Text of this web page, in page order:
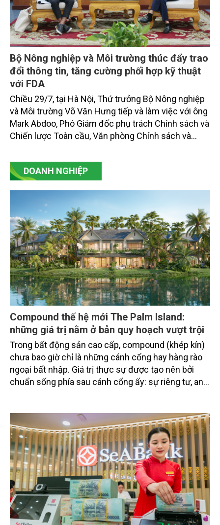
Bộ Nông nghiệp và Môi trường thúc đẩy trao
đổi thông tin, tăng cường phối hợp kỹ thuật
với FDA
Chiều 29/7, tại Hà Nội, Thứ trưởng Bộ Nông nghiệp
và Môi trường Võ Văn Hưng tiếp và làm việc với ông
Mark Abdoo, Phó Giám đốc phụ trách Chính sách và
Chiến lược Toàn cầu, Văn phòng Chính sách và
và Dược phẩm Hoa Kỳ (FDA).
DOANH NGHIỆP
Compound thế hệ mới The Palm Island:
những giá trị nằm ở bản quy hoạch vượt trội
Trong bất động sản cao cấp, compound (khép kín)
chưa bao giờ chỉ là những cánh cổng hay hàng rào
ngoại bất nhập. Giá trị thực sự được tạo nên bởi
chuẩn sống phía sau cánh cổng ấy: sự riêng tư, an
vụ được thiết kế dành riêng cho họ.